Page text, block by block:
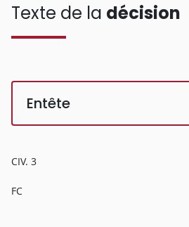
Texte de la décision
Entête
CIV. 3
FC